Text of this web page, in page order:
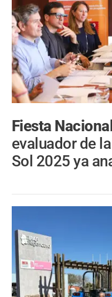
Fiesta
evaluador de
Sol 2025 ya